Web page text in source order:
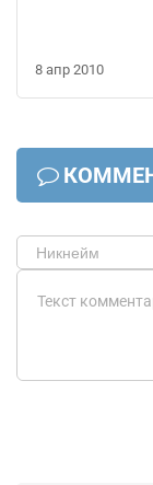
8 апр 2010